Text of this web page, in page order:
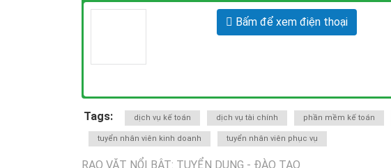
Bấm để xem điện thoại
Tags: dịch vụ kế toán dịch vụ tài chính phần mềm kế toán
tuyển nhân viên kinh doanh tuyển nhân viên phục vụ
RAO VẶT NỔI BẬT: TUYỂN DỤNG - ĐÀO TẠO